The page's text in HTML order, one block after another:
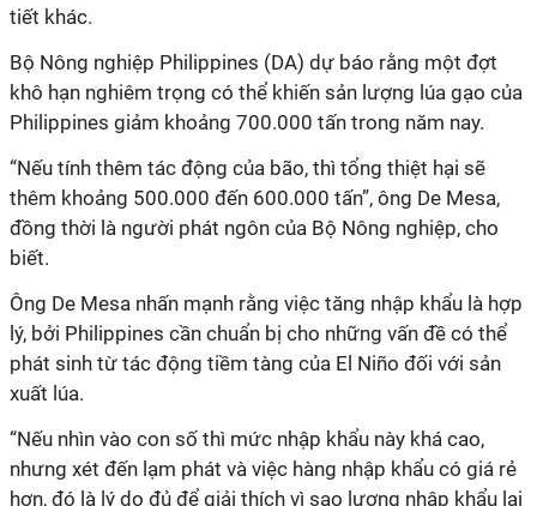
tiết khác.
Bộ Nông nghiệp Philippines (DA) dự báo rằng một đợt
khô hạn nghiêm trọng có thể khiến sản lượng lúa gạo của
Philippines giảm khoảng 700.000 tấn trong năm nay.
“Nếu tính thêm tác động của bão, thì tổng thiệt hại sẽ
thêm khoảng 500.000 đến 600.000 tấn”, ông De Mesa,
đồng thời là người phát ngôn của Bộ Nông nghiệp, cho
biết.
Ông De Mesa nhấn mạnh rằng việc tăng nhập khẩu là hợp
lý, bởi Philippines cần chuẩn bị cho những vấn đề có thể
phát sinh từ tác động tiềm tàng của El Niño đối với sản
xuất lúa.
“Nếu nhìn vào con số thì mức nhập khẩu này khá cao,
nhưng xét đến lạm phát và việc hàng nhập khẩu có giá rẻ
hơn, đó là lý do đủ để giải thích vì sao lượng nhập khẩu lại